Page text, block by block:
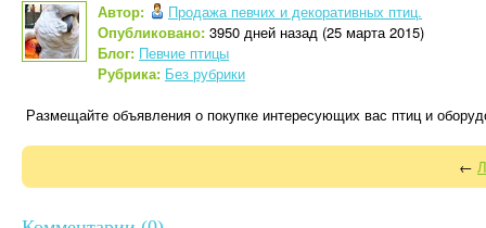
Автор:
Продажа певчих и декоративных птиц.
Опубликовано: 3950 дней назад (25 марта 2015)
Блог: Певчие птицы
Рубрика: Без рубрики
Размещайте объявления о покупке интересующих вас птиц и
←